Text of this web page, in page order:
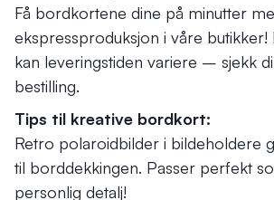
Få bordkortene dine på minutter
ekspressproduksjon i våre
kan leveringstiden variere – sjekk
bestilling.
Tips til kreative bordkort:
Retro polaroidbilder i bildeholdere
til borddekkingen. Passer perfekt
personlig detalj!